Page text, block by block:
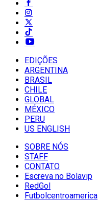
EDIÇÕES
ARGENTINA
BRASIL
CHILE
GLOBAL
MÉXICO
PERU
US ENGLISH
SOBRE NÓS
STAFF
CONTATO
Escreva no Bolavip
RedGol
Futbolcentroamerica